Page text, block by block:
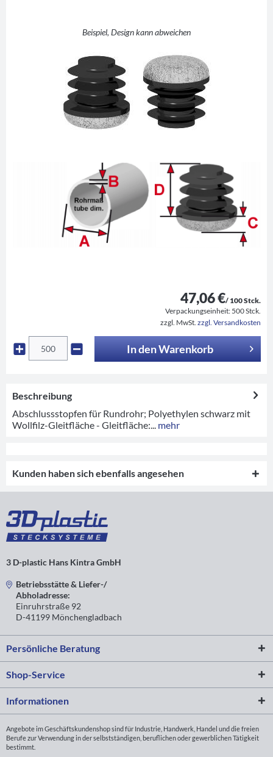
Beispiel, Design kann abweichen
47,06 €/ 100 Stck.
Verpackungseinheit: 500 Stck.
zzgl. MwSt. zzgl. Versandkosten
In denWarenkorb
Beschreibung
Abschlussstopfen für Rundrohr; Polyethylen schwarz mit
Wollfilz-Gleitfläche - Gleitfläche:...
mehr
Kunden haben sich ebenfalls angesehen
3 D-plastic Hans Kintra GmbH
Betriebsstätte & Liefer-/
Abholadresse:
Einruhrstraße 92
D-41199 Mönchengladbach
Persönliche Beratung
Shop-Service
Informationen
Angebote im Geschäftskundenshop sind für Industrie, Handwerk, Handel und die freien
Berufe zur Verwendung in der selbstständigen, beruflichen oder gewerblichen Tätigkeit
bestimmt.